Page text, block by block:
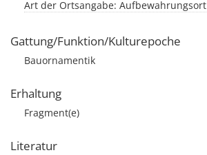
Art der Ortsangabe: Aufbewahrungsort
Gattung/Funktion/Kulturepoche
Bauornamentik
Erhaltung
Fragment(e)
Literatur